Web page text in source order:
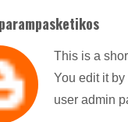
This is a
You edit it
user admin